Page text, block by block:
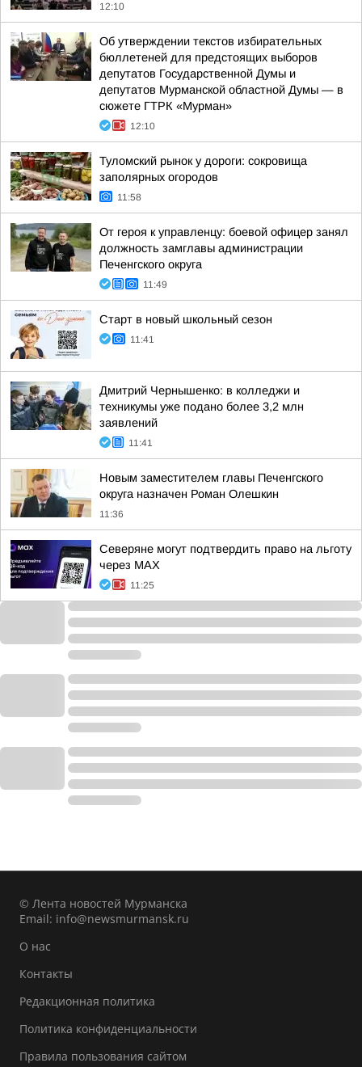
12:10
Об утверждении текстов избирательных
бюллетеней для предстоящих выборов
депутатов Государственной Думы и
депутатов Мурманской областной Думы — в
сюжете ГТРК «Мурман»
12:10
Туломский рынок у дороги: сокровища
заполярных огородов
11:58
От героя к управленцу: боевой офицер занял
должность замглавы администрации
Печенгского округа
11:49
Старт в новый школьный сезон
11:41
Дмитрий Чернышенко: в колледжи и
техникумы уже подано более 3,2 млн
заявлений
11:41
Новым заместителем главы Печенгского
округа назначен Роман Олешкин
11:36
Северяне могут подтвердить право на льготу
через MAX
11:25
© Лента новостей Мурманска
Email: info@newsmurmansk.ru
О нас
Контакты
Редакционная политика
Политика конфиденциальности
Правила пользования сайтом